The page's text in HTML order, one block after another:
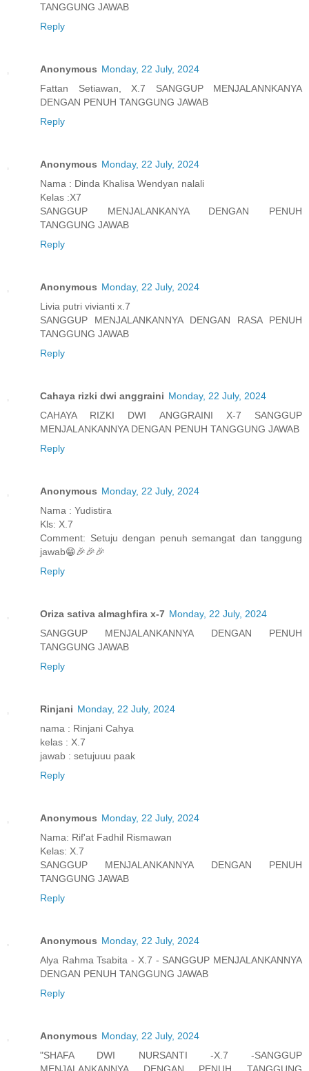
TANGGUNG JAWAB
Reply
Anonymous Monday, 22 July, 2024
Fattan Setiawan, X.7 SANGGUP MENJALANNKANYA
DENGAN PENUH TANGGUNG JAWAB
Reply
Anonymous Monday, 22 July, 2024
Nama : Dinda Khalisa Wendyan nalali
Kelas :X7
SANGGUP MENJALANKANYA DENGAN PENUH
TANGGUNG JAWAB
Reply
Anonymous Monday, 22 July, 2024
Livia putri vivianti x.7
SANGGUP MENJALANKANNYA DENGAN RASA PENUH
TANGGUNG JAWAB
Reply
Cahaya rizki dwi anggraini Monday, 22 July, 2024
CAHAYA RIZKI DWI ANGGRAINI X-7 SANGGUP
MENJALANKANNYA DENGAN PENUH TANGGUNG JAWAB
Reply
Anonymous Monday, 22 July, 2024
Nama : Yudistira
Kls: X.7
Comment: Setuju dengan penuh semangat dan tanggung
jawab😁🎉🎉🎉
Reply
Oriza sativa almaghfira x-7 Monday, 22 July, 2024
SANGGUP MENJALANKANNYA DENGAN PENUH
TANGGUNG JAWAB
Reply
Rinjani Monday, 22 July, 2024
nama : Rinjani Cahya
kelas : X.7
jawab : setujuuu paak
Reply
Anonymous Monday, 22 July, 2024
Nama: Rif'at Fadhil Rismawan
Kelas: X.7
SANGGUP MENJALANKANNYA DENGAN PENUH
TANGGUNG JAWAB
Reply
Anonymous Monday, 22 July, 2024
Alya Rahma Tsabita - X.7 - SANGGUP MENJALANKANNYA
DENGAN PENUH TANGGUNG JAWAB
Reply
Anonymous Monday, 22 July, 2024
"SHAFA DWI NURSANTI -X.7 -SANGGUP